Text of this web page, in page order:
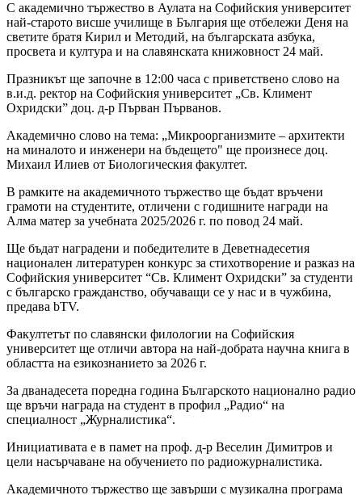
С академично тържество в Аулата на Софийския университет
най-старото висше училище в България ще отбележи Деня на
светите братя Кирил и Методий, на българската азбука,
просвета и култура и на славянската книжовност 24 май.
Празникът ще започне в 12:00 часа с приветствено слово на
в.и.д. ректор на Софийския университет „Св. Климент
Охридски” доц. д-р Първан Първанов.
Академично слово на тема: „Микроорганизмите – архитекти
на миналото и инженери на бъдещето" ще произнесе доц.
Михаил Илиев от Биологическия факултет.
В рамките на академичното тържество ще бъдат връчени
грамоти на студентите, отличени с годишните награди на
Алма матер за учебната 2025/2026 г. по повод 24 май.
Ще бъдат наградени и победителите в Деветнадесетия
национален литературен конкурс за стихотворение и разказ на
Софийския университет “Св. Климент Охридски” за студенти
с българско гражданство, обучаващи се у нас и в чужбина,
предава bTV.
Факултетът по славянски филологии на Софийския
университет ще отличи автора на най-добрата научна книга в
областта на езикознанието за 2026 г.
За дванадесета поредна година Българското национално радио
ще връчи награда на студент в профил „Радио“ на
специалност „Журналистика“.
Инициативата е в памет на проф. д-р Веселин Димитров и
цели насърчаване на обучението по радиожурналистика.
Академичното тържество ще завърши с музикална програма